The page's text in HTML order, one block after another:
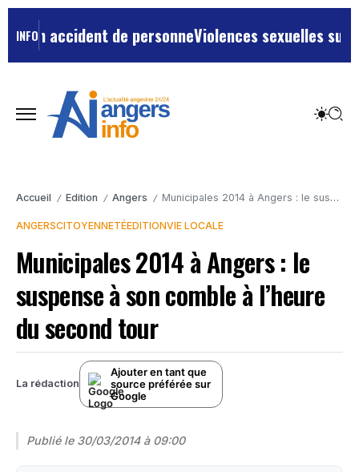
INFO de personneViolences sexuelles sur
Accueil / Edition / Angers / Municipales 2014 à Angers : le suspense à son comble à l’heure du second tour
ANGERSCITOYENNETÉEDITIONVIE LOCALE
Municipales 2014 à Angers : le
suspense à son comble à l’heure
du second tour
La rédaction
Ajouter en tant que
source préférée sur
Google
Publié le 30/03/2014 à 09:00